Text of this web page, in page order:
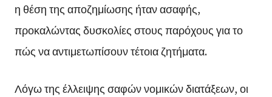
η θέση της αποζημίωσης ήταν ασαφής,
προκαλώντας δυσκολίες στους παρόχους για το
πώς να αντιμετωπίσουν τέτοια ζητήματα.
Λόγω της έλλειψης σαφών νομικών διατάξεων, οι